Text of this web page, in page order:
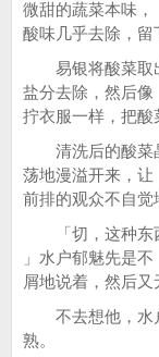
微甜的蔬菜本味，
酸味几乎去除，留
易银将酸菜取出
盐分去除，然后像
拧衣服一样，把酸
清洗后的酸菜晶
荡地漫溢开来，让
前排的观众不自觉
「切，这种东西
」水户郁魅先是不
屑地说着，然后又
不去想他，水户
熟。